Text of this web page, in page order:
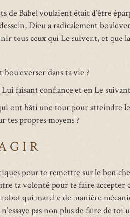
de Babel voulaient était d’être
Dieu a radicalement
tous ceux qui Le suivent, et que
bouleverser dans ta vie ?
faisant confiance et en Le
ont bâti une tour pour atteindre le
tes propres moyens ?
pour te remettre sur le bon
ta volonté pour te faire accepter
qui marche de manière
pas non plus de faire de